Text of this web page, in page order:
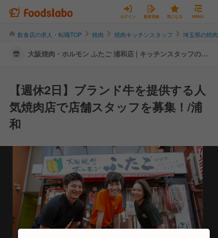
ログイン 新規登録 気になる MENU
飲食店の求人・転職TOP 焼肉 焼肉キッチンスタッフ 埼玉県の焼
大阪焼肉・ホルモン ふたご 浦和店 | キッチンスタッフの転
【週休2日】ブランド牛を提供する人
気焼肉店で店舗スタッフを募集！/浦
和